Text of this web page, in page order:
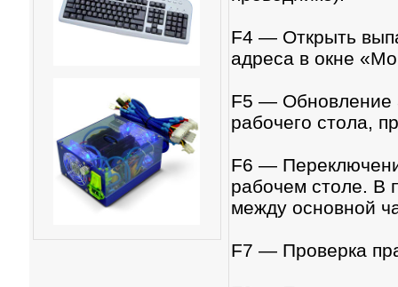
F4 — Открыть
адреса в окне
F5 — Обновление
рабочего стола,
F6 —
рабочем столе. В
между основной
F7 — Проверка